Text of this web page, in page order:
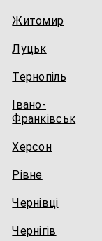
Житомир
Луцьк
Тернопіль
Івано-
Франківськ
Херсон
Рівне
Чернівці
Чернігів